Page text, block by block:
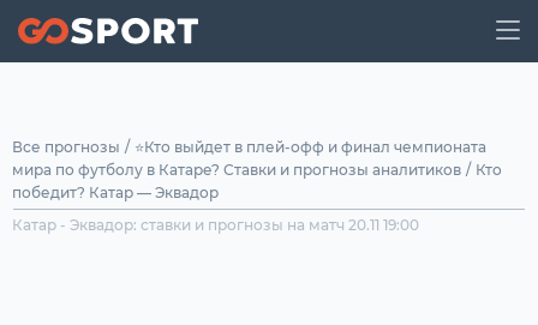
Все прогнозы / ⭐Кто выйдет в плей-офф и финал чемпионата
мира по футболу в Катаре? Ставки и прогнозы аналитиков / Кто
победит? Катар — Эквадор
Катар - Эквадор: ставки и прогнозы на матч 20.11 19:00